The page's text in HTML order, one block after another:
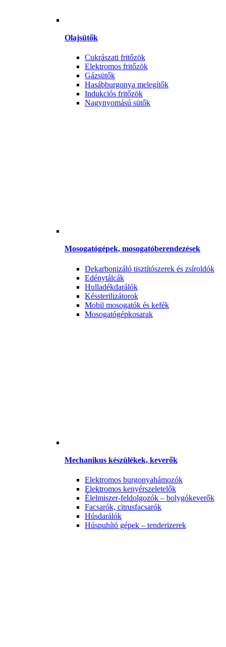
Olajsütők
Cukrászati fritőzök
Elektromos fritőzök
Gázsütők
Hasábburgonya melegítők
Indukciós fritőzök
Nagynyomású sütők
Mosogatógépek, mosogatóberendezések
Dekarbonizáló tisztítószerek és zsíroldók
Edénytálcák
Hulladékdarálók
Késsterilizátorok
Mobil mosogatók és kefék
Mosogatógépkosarak
Mechanikus készülékek, keverők
Elektromos burgonyahámozók
Elektromos kenyérszeletelők
Élelmiszer-feldolgozók – bolygókeverők
Facsarók, citrusfacsarók
Húsdarálók
Húspuhító gépek – tenderizerek